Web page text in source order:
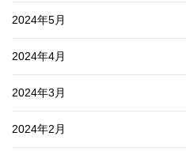
2024年5月
2024年4月
2024年3月
2024年2月